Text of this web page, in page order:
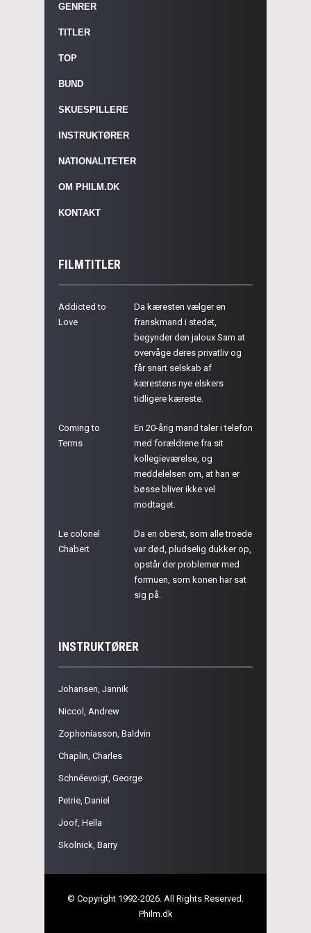
GENRER
TITLER
TOP
BUND
SKUESPILLERE
INSTRUKTØRER
NATIONALITETER
OM PHILM.DK
KONTAKT
FILMTITLER
Addicted to
Love
Da kæresten vælger en
franskmand i stedet,
begynder den jaloux Sam at
overvåge deres privatliv og
får snart selskab af
kærestens nye elskers
tidligere kæreste.
Coming to
Terms
En 20-årig mand taler i telefon
med forældrene fra sit
kollegieværelse, og
meddelelsen om, at han er
bøsse bliver ikke vel
modtaget.
Le colonel
Chabert
Da en oberst, som alle troede
var død, pludselig dukker op,
opstår der problemer med
formuen, som konen har sat
sig på.
INSTRUKTØRER
Johansen, Jannik
Niccol, Andrew
Zophoníasson, Baldvin
Chaplin, Charles
Schnéevoigt, George
Petrie, Daniel
Joof, Hella
Skolnick, Barry
© Copyright 1992-2026. All Rights Reserved.
Philm.dk